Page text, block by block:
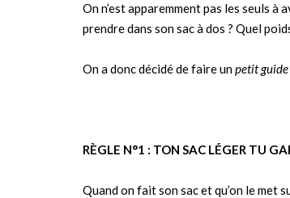
On n’est apparemment pas les seuls
prendre dans son sac à dos ? Quel
On a donc décidé de faire unpetit
RÈGLE N°1 : TON SAC LÉGER TU
Quand on fait son sac et qu’on le met